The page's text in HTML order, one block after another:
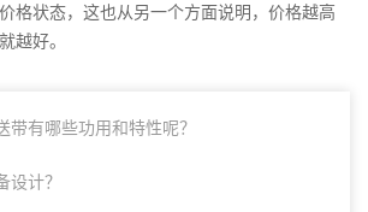
格状态，这也从另一个方面说明，价格越高
越好。
带有哪些功用和特性呢？
设计？